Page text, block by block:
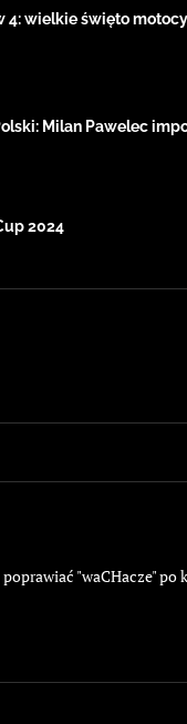
4: wielkie święto
Milan Pawelec
2024
"waCHacze"